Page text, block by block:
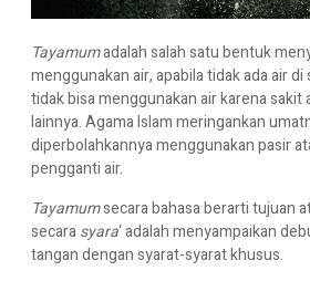
Tayamumadalah salah satu bentuk
menggunakan air, apabila tidak ada air
tidak bisa menggunakan air karena sakit
lainnya. Agama Islam meringankan
diperbolahkannya menggunakan pasir
pengganti air.
Tayamumsecara bahasa berarti tujuan
secarasyara‘ adalah menyampaikan
tangan dengan syarat-syarat khusus.